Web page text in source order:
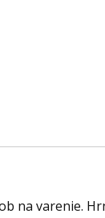
na varenie.